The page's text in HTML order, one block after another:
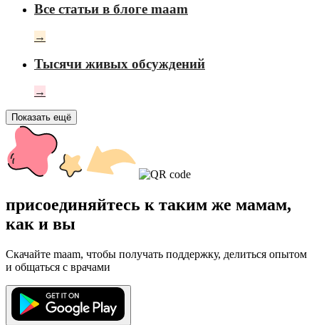
Все статьи в блоге maam
→
Тысячи живых обсуждений
→
Показать ещё
присоединяйтесь к таким же мамам,
как и вы
Скачайте maam, чтобы получать поддержку, делиться опытом
и общаться с врачами